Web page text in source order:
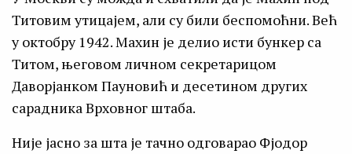
Титовим утицајем, али су били беспомоћни. Већ
у октобру 1942. Махин је делио исти бункер са
Титом, његовом личном секретарицом
Даворјанком Пауновић и десетином других
сарадника Врховног штаба.
Није јасно за шта је тачно одговарао Фјодор